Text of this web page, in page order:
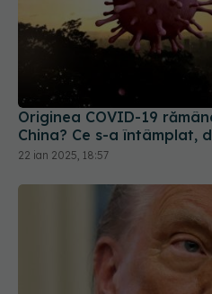
Originea COVID-19
China? Ce s-a întâmplat,
22 ian 2025, 18:57